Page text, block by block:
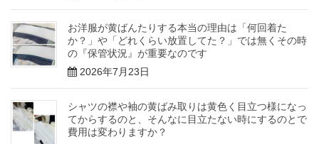
お洋服が黄ばんたりする本当の理由は「何回着た
か？」や「どれくらい放置してた？」では無くその時
の『保管状況』が重要なのです
2026年7月23日
シャツの襟や袖の黄ばみ取りは黄色く目立つ様になっ
てからするのと、そんなに目立たない時にするのとで
費用は変わりますか？